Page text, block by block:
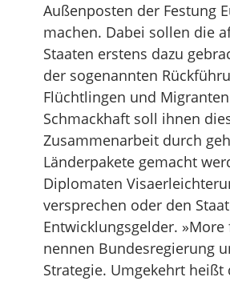
Außenposten der Festung
machen. Dabei sollen die
Staaten erstens dazu
der sogenannten
Flüchtlingen und
Schmackhaft soll ihnen
Zusammenarbeit durch
Länderpakete gemacht
Diplomaten
versprechen oder den
Entwicklungsgelder.
nennen Bundesregierung
Strategie. Umgekehrt heißt